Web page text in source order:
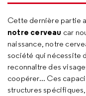
Cette dernière partie
notre cerveau car
naissance, notre
société qui nécessite
reconnaître des
coopérer... Ces
structures